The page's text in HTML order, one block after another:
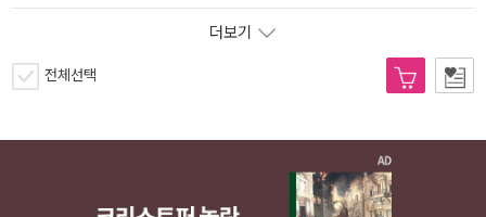
더보기
전체선택